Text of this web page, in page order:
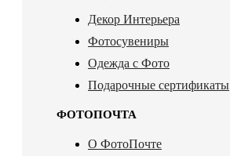
Декор Интерьера
Фотосувениры
Одежда с Фото
Подарочные сертификаты
ФОТОПОЧТА
О ФотоПочте